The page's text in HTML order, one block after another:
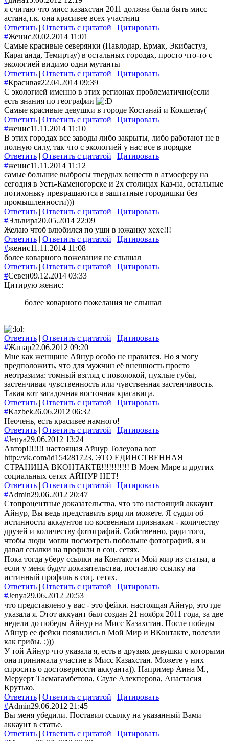
я считаю что мисс казахстан 2011 должна была быть мисс
астана,т.к. она красивее всех участниц
Ответить | Ответить с цитатой | Цитировать
#Женис20.02.2014 11:01
Самые красивые северянки (Павлодар, Ермак, Экибастуз,
Караганда, Темиртау) в остальных городах, просто что-то с
экологией видимо одни мутанты
Ответить | Ответить с цитатой | Цитировать
#Красивая22.04.2014 09:39
С экологией именно в этих регионах проблематично(если
есть знания по географии
Самые красивые девушки в городе Костанай и Кокшетау(
Ответить | Ответить с цитатой | Цитировать
#женис11.11.2014 11:10
В этих городах все заводы либо закрыты, либо работают не в
полную силу, так что с экологией у нас все в порядке
Ответить | Ответить с цитатой | Цитировать
#женис11.11.2014 11:12
самые большие выбросы твердых веществ в атмосферу на
сегодня в Усть-Каменогорске и 2х столицах Каз-на, остальные
потихоньку превращаются в заштатные городишки без
промышленности)))
Ответить | Ответить с цитатой | Цитировать
#Эльвира20.05.2014 22:09
Желаю чтоб влюбился по уши в южанку хехе!!!
Ответить | Ответить с цитатой | Цитировать
#женис11.11.2014 11:08
более коварного пожелания не слышал
Ответить | Ответить с цитатой | Цитировать
#Севен09.12.2014 03:33
Цитирую женис:
более коварного пожелания не слышал
Ответить | Ответить с цитатой | Цитировать
#Жанар22.06.2012 09:20
Мне как женщине Айнур особо не нравится. Но я могу
предположить, что для мужчин её внешность просто
неотразима: томный взгляд с поволокой, пухлые губы,
застенчивая чувственность или чувственная застенчивость.
Такая вот загадочная восточная красавица.
Ответить | Ответить с цитатой | Цитировать
#Kazbek26.06.2012 06:32
Неочень, есть красивее намного!
Ответить | Ответить с цитатой | Цитировать
#Jenya29.06.2012 13:24
Автор!!!!!!! настоящая Айнур Толеуова вот
http://vk.com/id154281723, ЭТО ЕДИНСТВЕННАЯ
СТРАНИЦА ВКОНТАКТЕ!!!!!!!!!!! В Моем Мире и других
социальных сетях АЙНУР НЕТ!
Ответить | Ответить с цитатой | Цитировать
#Admin29.06.2012 20:47
Стопроцентные доказательства, что это настоящий аккаунт
Айнур, Вы ведь представить вряд ли можете. Я судил об
истинности аккаунтов по косвенным признакам - количеству
друзей и количеству фотографий. Собственно, ради того,
чтобы люди могли посмотреть побольше фотографий, я и
давал ссылки на профили в соц. сетях.
Пока тогда уберу ссылки на Контакт и Мой мир из статьи, а
если у меня будут доказательства, поставлю ссылку на
истинный профиль в соц. сетях.
Ответить | Ответить с цитатой | Цитировать
#Jenya29.06.2012 20:53
что представлено у вас - это фейки. настоящая Айнур, это где
указала я. Этот аккуант был создан 21 ноября 2011 года, за две
недели до победы Айнур на Мисс Казахстан. После победы
Айнур ее фейки появились в Мой Мир и ВКонтакте, полезли
как грибы. ;)))
У той Айнур что указала я, есть в друзьях девушки с которыми
она принимала участие в Мисс Казахстан. Можете у них
спросить о достоверности аккуанта)). Например Аина М.,
Меруерт Тасмагамбетова, Сауле Алекперова, Анастасия
Крутько.
Ответить | Ответить с цитатой | Цитировать
#Admin29.06.2012 21:45
Вы меня убедили. Поставил ссылку на указанный Вами
аккаунт в статье.
Ответить | Ответить с цитатой | Цитировать